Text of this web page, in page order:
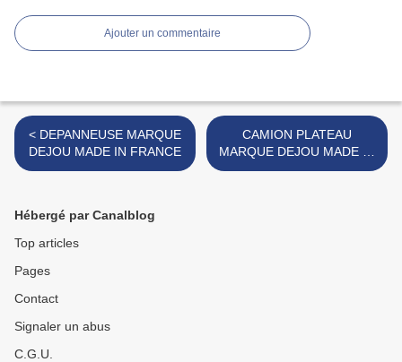
Ajouter un commentaire
< DEPANNEUSE MARQUE
DEJOU MADE IN FRANCE
CAMION PLATEAU
MARQUE DEJOU MADE IN
FRANCE >
Hébergé par Canalblog
Top articles
Pages
Contact
Signaler un abus
C.G.U.